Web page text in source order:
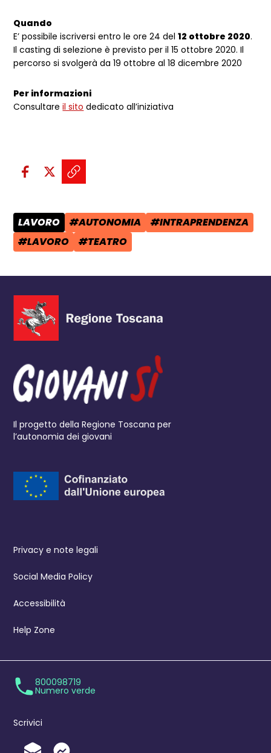
Quando
E’ possibile iscriversi entro le ore 24 del12 ottobre 2020.
Il casting di selezione è previsto per il 15 ottobre 2020. Il
percorso si svolgerà da 19 ottobre al 18 dicembre 2020
Per informazioni
Consultareil sito dedicato all’iniziativa
Condividi sui social:
Condividi su Facebook - apre
Condividi su X - apre una
Copia il link e condividi -
CATEGORIA POST:
LAVORO TAG:
#AUTONOMIA TAG:
#INTRAPRENDENZA
TAG:
#LAVORO TAG:
#TEATRO
Il progetto della Regione Toscana per
l’autonomia dei giovani
Privacy e note legali
Social Media Policy
Accessibilità
Help Zone
800098719
Numero verde
Scrivici